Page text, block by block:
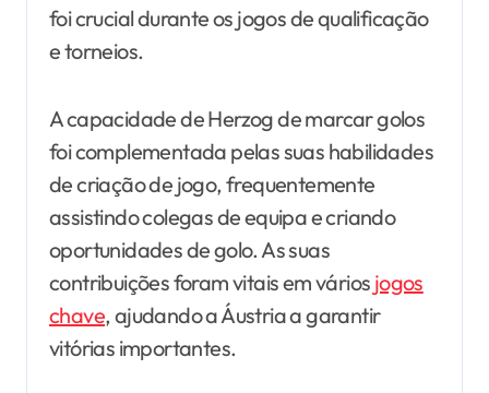
foi crucial durante os jogos de qualificação
e torneios.
A capacidade de Herzog de marcar golos
foi complementada pelas suas habilidades
de criação de jogo, frequentemente
assistindo colegas de equipa e criando
oportunidades de golo. As suas
contribuições foram vitais em vários jogos
chave, ajudando a Áustria a garantir
vitórias importantes.